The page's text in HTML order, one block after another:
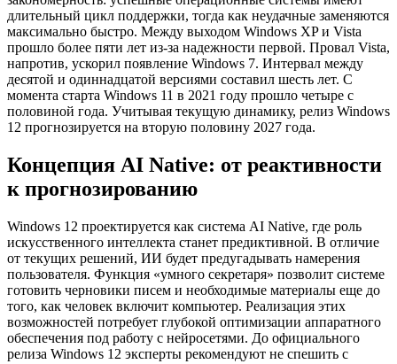
длительный цикл поддержки, тогда как неудачные заменяются
максимально быстро. Между выходом Windows XP и Vista
прошло более пяти лет из-за надежности первой. Провал Vista,
напротив, ускорил появление Windows 7. Интервал между
десятой и одиннадцатой версиями составил шесть лет. С
момента старта Windows 11 в 2021 году прошло четыре с
половиной года. Учитывая текущую динамику, релиз Windows
12 прогнозируется на вторую половину 2027 года.
Концепция AI Native: от реактивности
к прогнозированию
Windows 12 проектируется как система AI Native, где роль
искусственного интеллекта станет предиктивной. В отличие
от текущих решений, ИИ будет предугадывать намерения
пользователя. Функция «умного секретаря» позволит системе
готовить черновики писем и необходимые материалы еще до
того, как человек включит компьютер. Реализация этих
возможностей потребует глубокой оптимизации аппаратного
обеспечения под работу с нейросетями. До официального
релиза Windows 12 эксперты рекомендуют не спешить с